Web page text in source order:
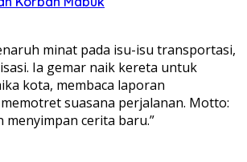
minat pada isu-isu transportasi,
Ia gemar naik kereta untuk
kota, membaca laporan
suasana perjalanan. Motto:
menyimpan cerita baru.”